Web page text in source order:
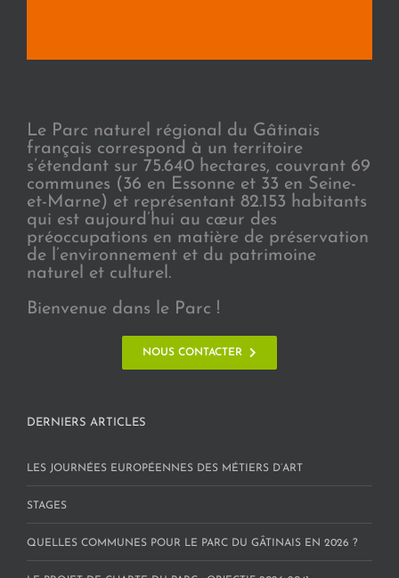
Le Parc naturel régional du Gâtinais
français correspond à un territoire
s’étendant sur 75.640 hectares, couvrant 69
communes (36 en Essonne et 33 en Seine-
et-Marne) et représentant 82.153 habitants
qui est aujourd’hui au cœur des
préoccupations en matière de préservation
de l’environnement et du patrimoine
naturel et culturel.
Bienvenue dans le Parc !
NOUS CONTACTER
DERNIERS ARTICLES
LES JOURNÉES EUROPÉENNES DES MÉTIERS D’ART
STAGES
QUELLES COMMUNES POUR LE PARC DU GÂTINAIS EN 2026 ?